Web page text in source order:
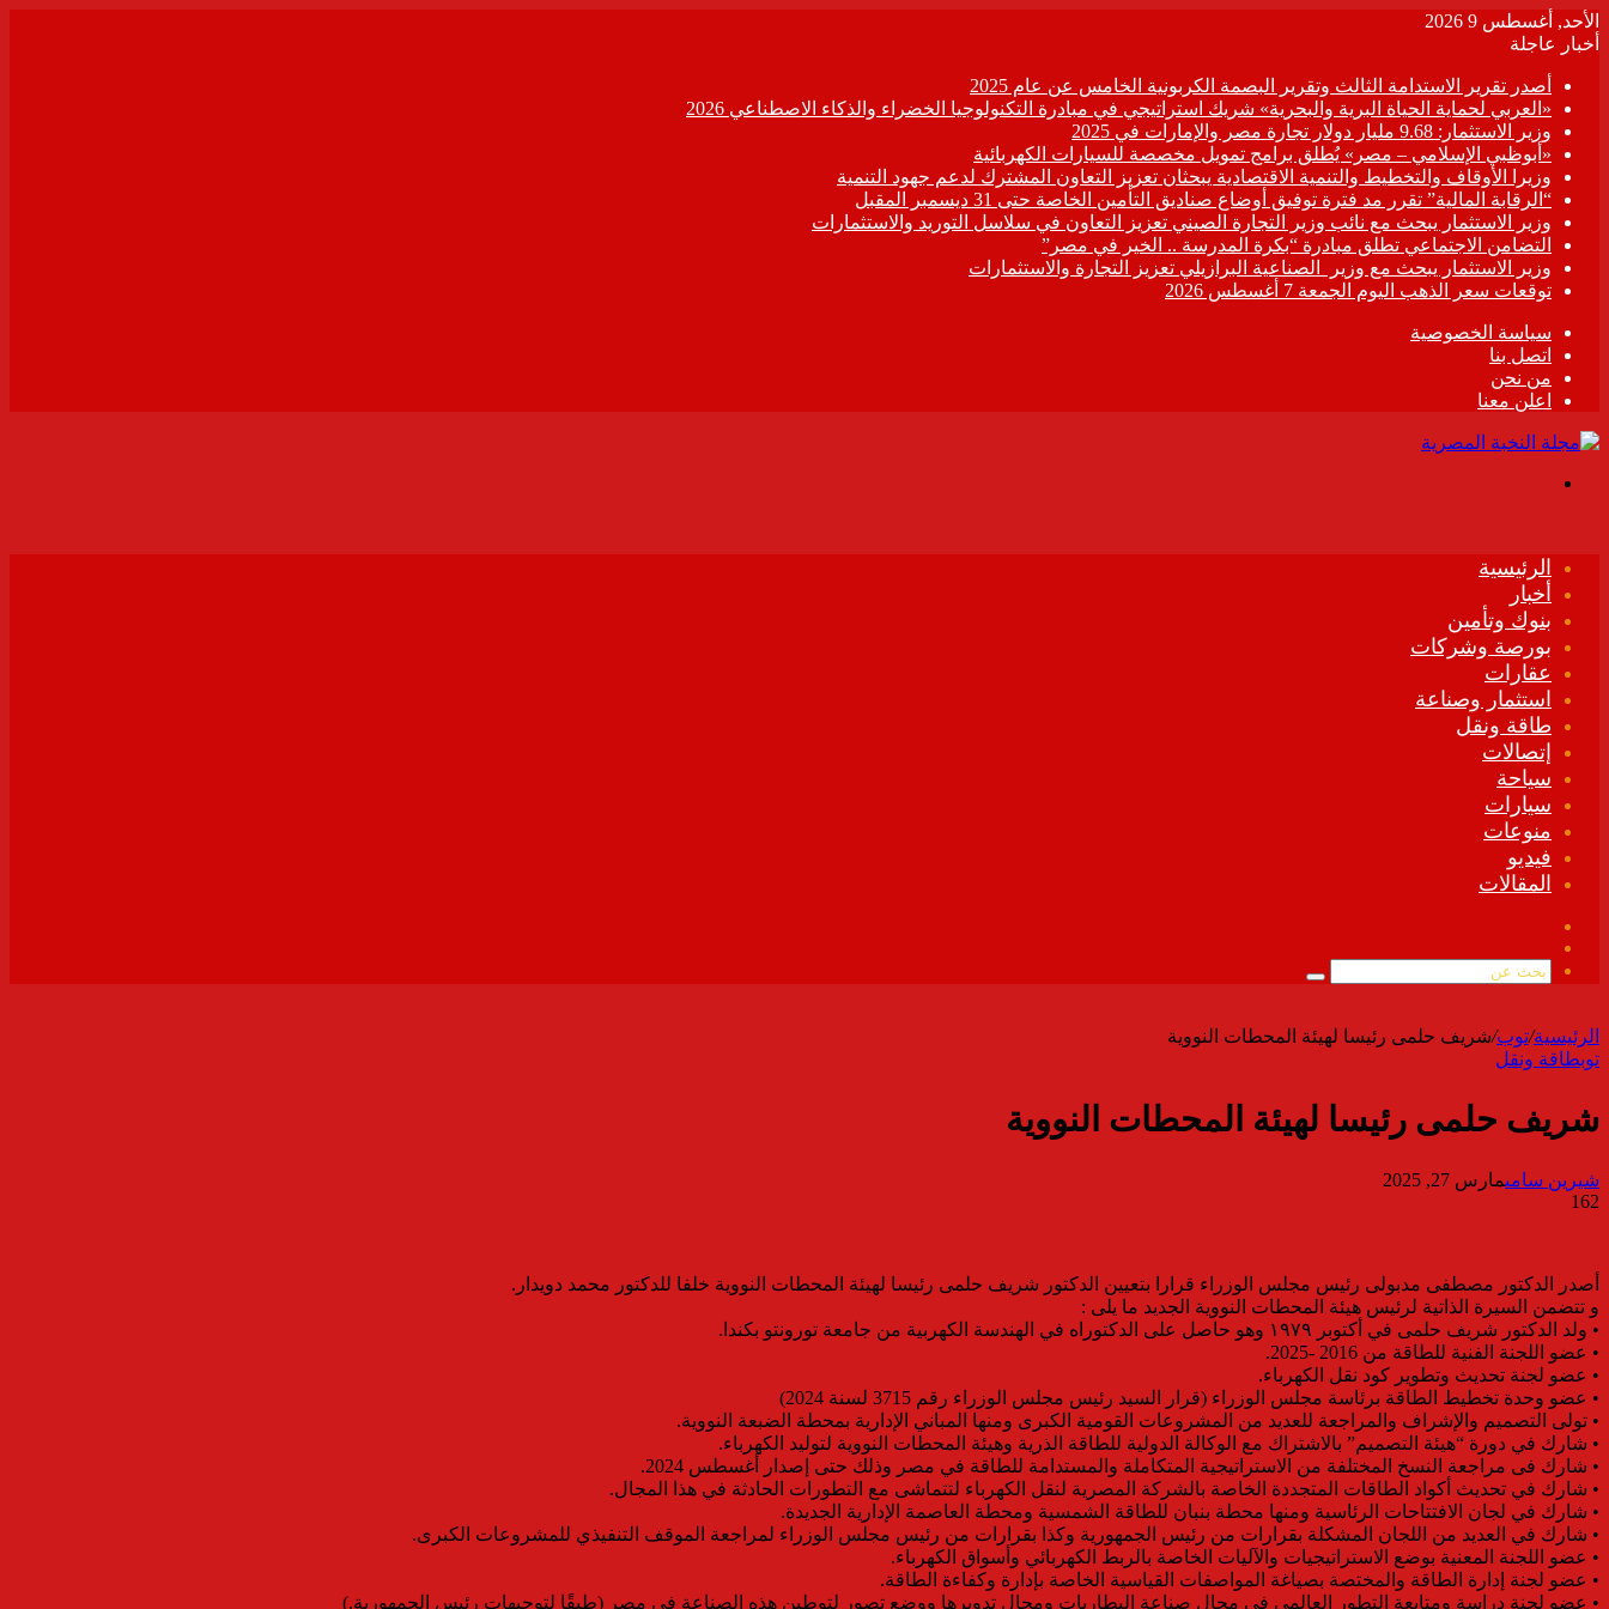
الأحد, أغسطس 9 2026
أخبار عاجلة
أصدر تقرير الاستدامة الثالث وتقرير البصمة الكربونية الخامس عن عام 2025
«العربي لحماية الحياة البرية والبحرية» شريك استراتيجي في مبادرة التكنولوجيا الخضراء والذكاء الاصطناعي 2026
وزير الاستثمار: 9.68 مليار دولار تجارة مصر والإمارات في 2025
«أبوظبي الإسلامي – مصر» يُطلق برامج تمويل مخصصة للسيارات الكهربائية
وزيرا الأوقاف والتخطيط والتنمية الاقتصادية يبحثان تعزيز التعاون المشترك لدعم جهود التنمية
“الرقابة المالية” تقرر مد فترة توفيق أوضاع صناديق التأمين الخاصة حتى 31 ديسمبر المقبل
وزير الاستثمار يبحث مع نائب وزير التجارة الصيني تعزيز التعاون في سلاسل التوريد والاستثمارات
التضامن الاجتماعي تطلق مبادرة “بكرة المدرسة .. الخير في مصر”
وزير الاستثمار يبحث مع وزير الصناعية البرازيلي تعزيز التجارة والاستثمارات
توقعات سعر الذهب اليوم الجمعة 7 أغسطس 2026
سياسة الخصوصية
اتصل بنا
من نحن
اعلن معنا
الرئيسية
أخبار
بنوك وتأمين
بورصة وشركات
عقارات
استثمار وصناعة
طاقة ونقل
إتصالات
سياحة
سيارات
منوعات
فيديو
المقالات
الموقع
بحث
الرئيسية/توب/شريف حلمى رئيسا لهيئة المحطات النووية
توبطاقة ونقل
شريف حلمى رئيسا لهيئة المحطات النووية
شيرين سامىمارس 27, 2025
162
أصدر الدكتور مصطفى مدبولى رئيس مجلس الوزراء قرارا بتعيين الدكتور شريف حلمى رئيسا لهيئة المحطات النووية خلفا للدكتور محمد دويدار.
و تتضمن السيرة الذاتية لرئيس هيئة المحطات النووية الجديد ما يلى :
• ولد الدكتور شريف حلمى في أكتوبر ١٩٧٩ وهو حاصل على الدكتوراه في الهندسة الكهربية من جامعة تورونتو بكندا.
• عضو اللجنة الفنية للطاقة من 2016 -2025.
• عضو لجنة تحديث وتطوير كود نقل الكهرباء.
• عضو وحدة تخطيط الطاقة برئاسة مجلس الوزراء (قرار السيد رئيس مجلس الوزراء رقم 3715 لسنة 2024)
• تولى التصميم والإشراف والمراجعة للعديد من المشروعات القومية الكبرى ومنها المباني الإدارية بمحطة الضبعة النووية.
• شارك في دورة “هيئة التصميم” بالاشتراك مع الوكالة الدولية للطاقة الذرية وهيئة المحطات النووية لتوليد الكهرباء.
• شارك فى مراجعة النسخ المختلفة من الاستراتيجية المتكاملة والمستدامة للطاقة في مصر وذلك حتى إصدار أغسطس 2024.
• شارك في تحديث أكواد الطاقات المتجددة الخاصة بالشركة المصرية لنقل الكهرباء لتتماشى مع التطورات الحادثة في هذا المجال.
• شارك في لجان الافتتاحات الرئاسية ومنها محطة بنبان للطاقة الشمسية ومحطة العاصمة الإدارية الجديدة.
• شارك في العديد من اللجان المشكلة بقرارات من رئيس الجمهورية وكذا بقرارات من رئيس مجلس الوزراء لمراجعة الموقف التنفيذي للمشروعات الكبرى.
• عضو اللجنة المعنية بوضع الاستراتيجيات والآليات الخاصة بالربط الكهربائي وأسواق الكهرباء.
• عضو لجنة إدارة الطاقة والمختصة بصياغة المواصفات القياسية الخاصة بإدارة وكفاءة الطاقة.
• عضو لجنة دراسة ومتابعة التطور العالمي في مجال صناعة البطاريات ومجال تدويرها ووضع تصور لتوطين هذه الصناعة في مصر (طبقًا لتوجيهات رئيس الجمهورية.)